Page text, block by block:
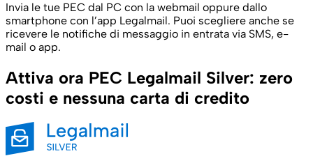
Invia le tue PEC dal PC con la webmail oppure dallo
smartphone con l’app Legalmail. Puoi scegliere anche se
ricevere le notifiche di messaggio in entrata via SMS, e-
mail o app.
Attiva ora PEC Legalmail Silver: zero
costi e nessuna carta di credito